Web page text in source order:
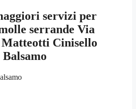
servizi per
serrande Via
Matteotti Cinisello
Balsamo